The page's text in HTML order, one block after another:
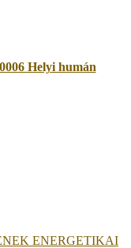
Helyi humán
ENERGETIKAI